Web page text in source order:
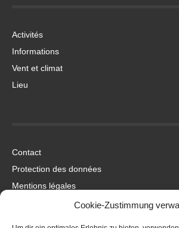
Cookie-Zustimmung
Activités
Informations
Vent et climat
Lieu
Contact
Protection des données
Mentions légales